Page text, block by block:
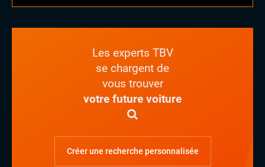
Les experts TBV
se chargent de
vous trouver
votre future voiture
Créer une recherche personnalisée